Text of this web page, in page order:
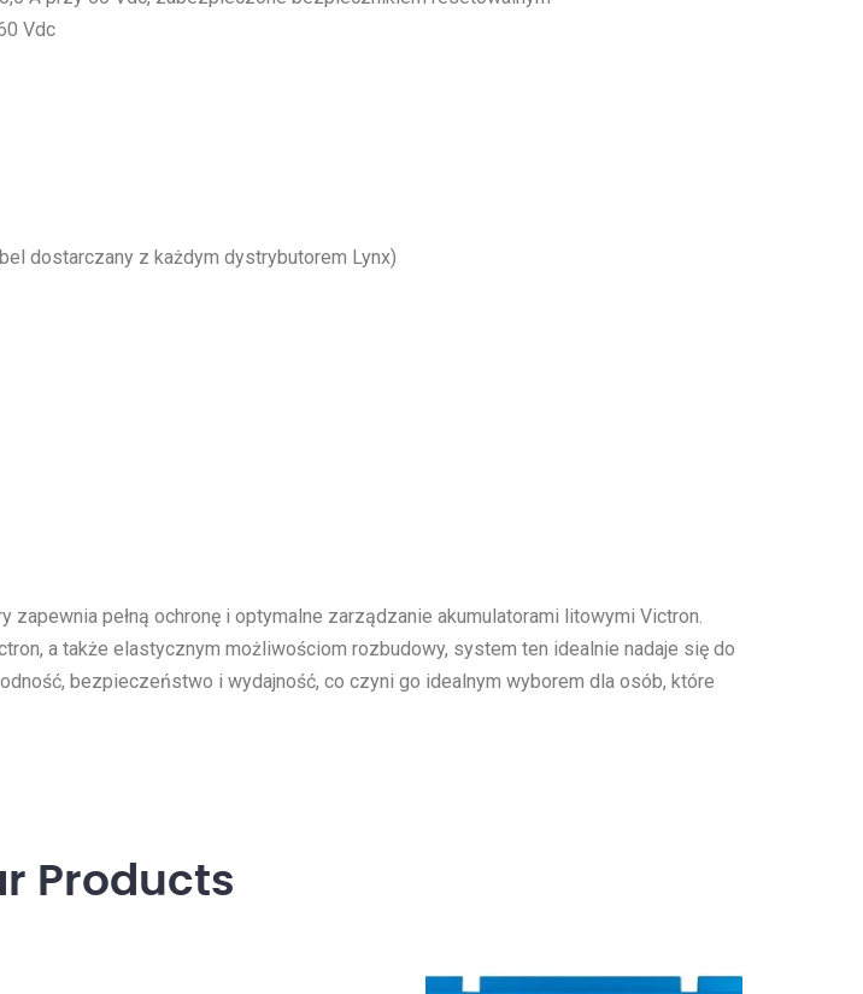
Vdc
dostarczany z każdym dystrybutorem Lynx)
pełną ochronę i optymalne zarządzanie akumulatorami litowymi Victron.
a także elastycznym możliwościom rozbudowy, system ten idealnie nadaje się do
bezpieczeństwo i wydajność, co czyni go idealnym wyborem dla osób, które
Products